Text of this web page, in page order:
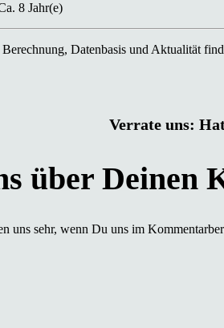
8 Jahr(e)
Datenbasis und Aktualität
Verrate uns:
uns sehr, wenn Du uns im